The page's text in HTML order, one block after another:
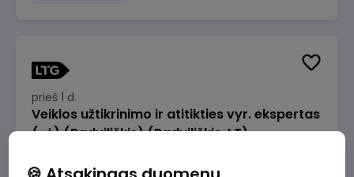
prieš 1 d.
Veiklos užtikrinimo ir atitikties vyr. ekspertas
(-ė) (Radviliškis) (Radviliškis, LT)